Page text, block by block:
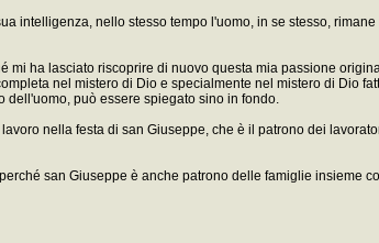
intelligenza, nello stesso tempo l'uomo, in se stesso,
ha lasciato riscoprire di nuovo questa mia passione
nel mistero di Dio e specialmente nel mistero di Dio
può essere spiegato sino in fondo.
nella festa di san Giuseppe, che è il patrono dei
san Giuseppe è anche patrono delle famiglie insieme